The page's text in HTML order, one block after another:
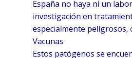
España no haya ni un
investigación en
especialmente peligrosos,
Vacunas
Estos patógenos se